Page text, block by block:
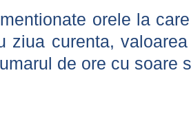
orele la
ziua curenta,
de ore cu soare